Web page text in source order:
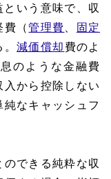
いう意味で、収
費（管理費
固定
。減価償却 費のよ
のような金融費
から控除しない
なキャッシュフ
できる純粋な収